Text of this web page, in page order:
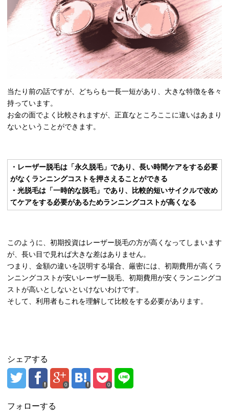
当たり前の話ですが、どちらも一長一短があり、大きな特徴を各々
持っています。
お金の面でよく比較されますが、正直なところここに違いはあまり
ないということができます。
・レーザー脱毛は「永久脱毛」であり、長い時間ケアをする必要
がなくランニングコストを押さえることができる
・光脱毛は「一時的な脱毛」であり、比較的短いサイクルで改め
てケアをする必要があるためランニングコストが高くなる
このように、初期投資はレーザー脱毛の方が高くなってしまいます
が、長い目で見れば大きな差はありません。
つまり、金額の違いを説明する場合、厳密には、初期費用が高くラ
ンニングコストが安いレーザー脱毛、初期費用が安くランニングコ
ストが高いとしないといけないわけです。
そして、利用者もこれを理解して比較をする必要があります。
シェアする
0 0
フォローする